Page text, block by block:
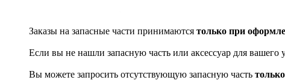
Заказы на запасные части принимаются только при
Если вы не нашли запасную часть или аксессуар для вашего
Вы можете запросить отсутствующую запасную часть